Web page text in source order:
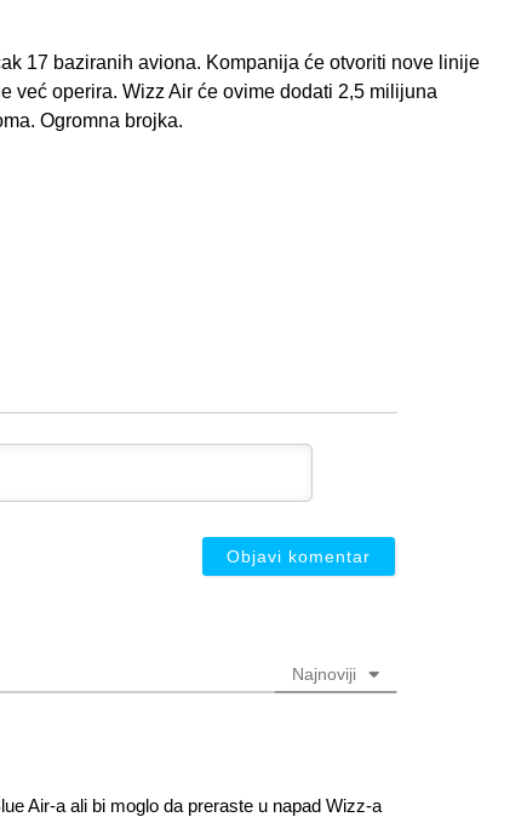
17 baziranih aviona. Kompanija će otvoriti nove linije
već operira. Wizz Air će ovime dodati 2,5 milijuna
Ogromna brojka.
Najnoviji
Air-a ali bi moglo da preraste u napad Wizz-a